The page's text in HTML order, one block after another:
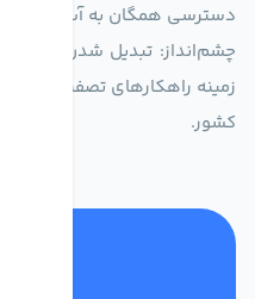
دسترسی همگان به آب پاک و
چشم‌انداز: تبدیل شدن به
زمینه راهکارهای تصفیه آب و
کشور.